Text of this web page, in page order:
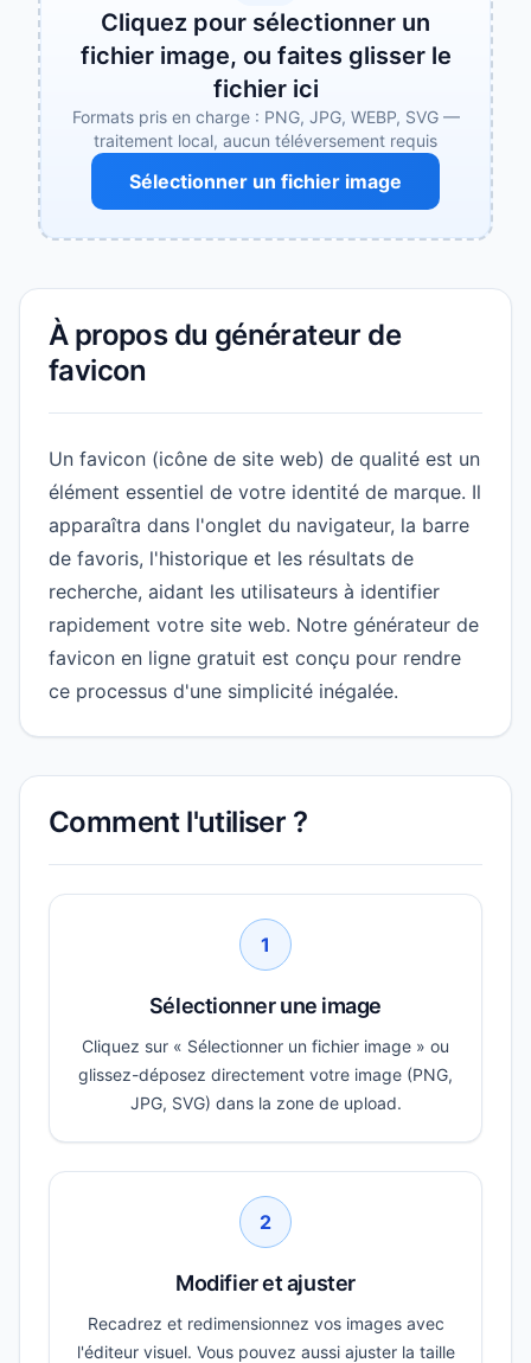
Cliquez pour sélectionner un
fichier image, ou faites glisser le
fichier ici
Formats pris en charge : PNG, JPG, WEBP, SVG —
traitement local, aucun téléversement requis
Sélectionner un fichier image
À propos du générateur de
favicon
Un favicon (icône de site web) de qualité est un
élément essentiel de votre identité de marque. Il
apparaîtra dans l'onglet du navigateur, la barre
de favoris, l'historique et les résultats de
recherche, aidant les utilisateurs à identifier
rapidement votre site web. Notre générateur de
favicon en ligne gratuit est conçu pour rendre
ce processus d'une simplicité inégalée.
Comment l'utiliser ?
1
Sélectionner une image
Cliquez sur « Sélectionner un fichier image » ou
glissez-déposez directement votre image (PNG,
JPG, SVG) dans la zone de upload.
2
Modifier et ajuster
Recadrez et redimensionnez vos images avec
l'éditeur visuel. Vous pouvez aussi ajuster la taille